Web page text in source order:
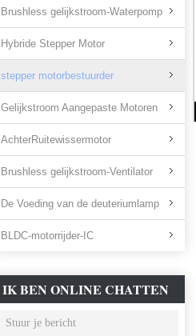
Brushless gelijkstroom-Waterpomp
Hybride Stepper Motor
stepper motorbestuurder
Gelijkstroom Aangepaste Motoren
AchterRuitewissermotor
Brushless gelijkstroom-Ventilator
De Voeding van de deuteriumlamp
BLDC-motorrijder-IC
IK BEN ONLINE CHATTEN
NU